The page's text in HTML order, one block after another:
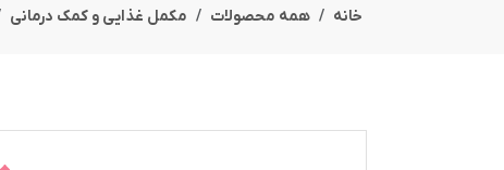
خانه همه محصولات مکمل غذایی و کمک درمانی